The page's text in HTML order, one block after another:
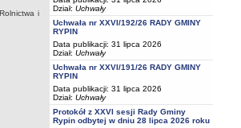
i
Dział: Uchwały
Uchwała nr XXVI/192/26 RADY GMINY
RYPIN
Data publikacji: 31 lipca 2026
Dział: Uchwały
Uchwała nr XXVI/191/26 RADY GMINY
RYPIN
Data publikacji: 31 lipca 2026
Dział: Uchwały
Protokół z XXVI sesji Rady Gminy
Rypin odbytej w dniu 28 lipca 2026 roku